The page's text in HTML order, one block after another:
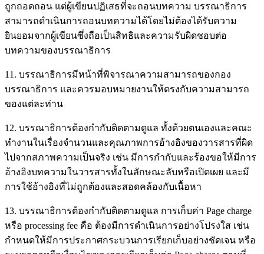
ถูกถอดถอน แต่ผู้เขียนปฏิเสธที่จะถอนบทความ บรรณาธิการ
สามารถดำเนินการถอนบทความได้โดยไม่ต้องได้รับความ
ยินยอมจากผู้เขียนซึ่งถือเป็นสิทธิและความรับผิดชอบต่อ
บทความของบรรณาธิการ
11. บรรณาธิการมีหน้าที่พิจารณาความสามารถของกอง
บรรณาธิการ และควรมอบหมายงานให้ตรงกับความสามารถ
ของแต่ละท่าน
12. บรรณาธิการต้องกำกับติดตามดูแล ทั้งด้วยตนเองและคณะ
ทำงานในเรื่องจำนวนและคุณภาพการอ้างอิงของวารสารที่ผิด
ไปจากสภาพความเป็นจริง เช่น มีการกำกับและร้องขอให้มีการ
อ้างอิงบทความในวารสารทั้งในลักษณะลับหรือเปิดเผย และมี
การใช้อ้างอิงที่ไม่ถูกต้องและสอดคล้องกับเนื้อหา
13. บรรณาธิการต้องกำกับติดตามดูแล การเก็บค่า Page charge
หรือ processing fee คือ ต้องมีการดำเนินการอย่างโปรงใส เช่น
กำหนดให้มีการประกาศกระบวนการเรียกเก็บอย่างชัดเจน หรือ